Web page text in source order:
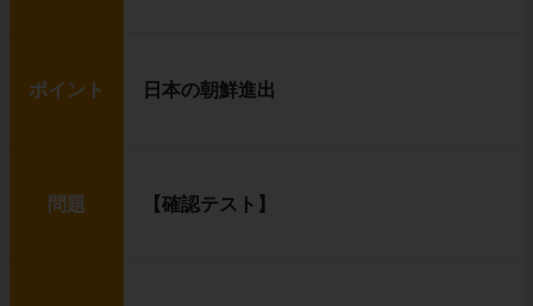
ポイント 日本の朝鮮進出
問題 【確認テスト】